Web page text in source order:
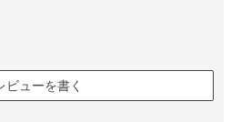
ビューを書く